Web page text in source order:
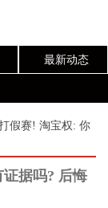
吗? 后悔在LDL没打
最新动态
假赛! 淘宝权: 你
据吗? 后悔